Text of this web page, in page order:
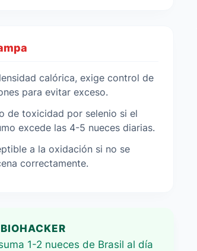
calórica, exige control de
para evitar exceso.
de toxicidad por selenio si el
excede las 4-5 nueces diarias.
a la oxidación si no se
correctamente.
1-2 nueces de Brasil al día